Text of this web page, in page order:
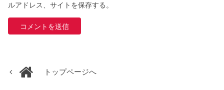
ルアドレス、サイトを保存する。
トップページへ